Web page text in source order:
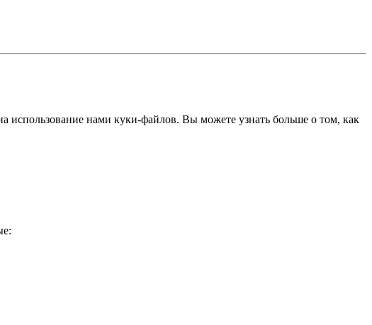
использование нами куки-файлов. Вы можете узнать больше о том, как